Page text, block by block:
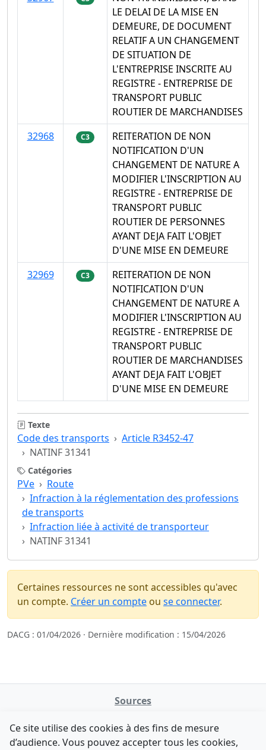
LE DELAI DE LA MISE EN
DEMEURE, DE DOCUMENT
RELATIF A UN CHANGEMENT
DE SITUATION DE
L'ENTREPRISE INSCRITE AU
REGISTRE - ENTREPRISE DE
TRANSPORT PUBLIC
ROUTIER DE MARCHANDISES
32968
C3
REITERATION DE NON
NOTIFICATION D'UN
CHANGEMENT DE NATURE A
MODIFIER L'INSCRIPTION AU
REGISTRE - ENTREPRISE DE
TRANSPORT PUBLIC
ROUTIER DE PERSONNES
AYANT DEJA FAIT L'OBJET
D'UNE MISE EN DEMEURE
32969
C3
REITERATION DE NON
NOTIFICATION D'UN
CHANGEMENT DE NATURE A
MODIFIER L'INSCRIPTION AU
REGISTRE - ENTREPRISE DE
TRANSPORT PUBLIC
ROUTIER DE MARCHANDISES
AYANT DEJA FAIT L'OBJET
D'UNE MISE EN DEMEURE
Texte
Code des transports
Article R3452-47
NATINF 31341
Catégories
PVe
Route
Infraction à la réglementation des professions
de transports
Infraction liée à activité de transporteur
NATINF 31341
Certaines ressources ne sont accessibles qu'avec
un compte. Créer un compte ou se connecter.
DACG : 01/04/2026 · Dernière modification : 15/04/2026
Sources
data.gouv.fr
Legifrance - API
Ce site utilise des cookies à des fins de mesure
d’audience. Vous pouvez accepter tous les cookies,